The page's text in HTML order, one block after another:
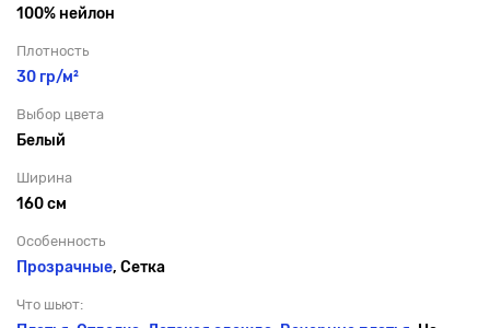
100% нейлон
Плотность
30 гр/м²
Выбор цвета
Белый
Ширина
160 см
Особенность
Прозрачные, Сетка
Что шьют: